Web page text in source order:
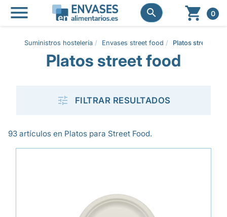
 
  0
Suministros hostelería Envases street food Platos street food
Platos street food
 FILTRAR RESULTADOS
93 artículos en Platos para Street Food.